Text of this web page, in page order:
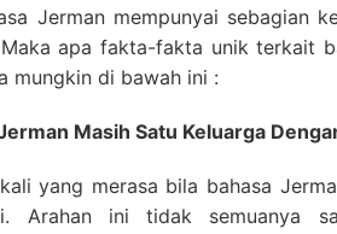
Jerman mempunyai sebagian
apa fakta-fakta unik terkait
mungkin di bawah ini :
Masih Satu Keluarga
yang merasa bila bahasa
Arahan ini tidak semuanya